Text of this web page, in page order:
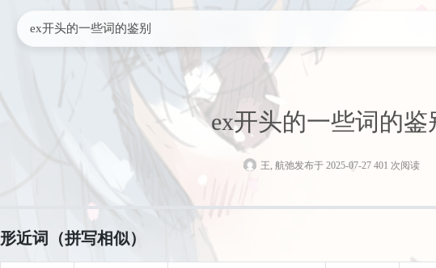
ex开头的一些词的鉴别
ex开头的一些词的鉴
王, 航弛发布于 2025-07-27 401 次阅读
形近词（拼写相似）